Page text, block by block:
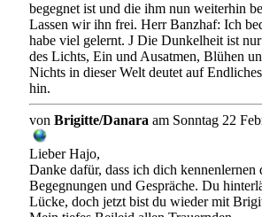
begegnet ist und die ihm nun weiterhin
Lassen wir ihn frei. Herr Banzhaf: Ich
habe viel gelernt. J Die Dunkelheit ist
des Lichts, Ein und Ausatmen, Blühen
Nichts in dieser Welt deutet auf
hin.
von Brigitte/Danara am Sonntag 22
Lieber Hajo,
Danke dafür, dass ich dich kennenlernen
Begegnungen und Gespräche. Du
Lücke, doch jetzt bist du wieder mit